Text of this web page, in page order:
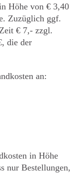
Höhe von € 3,40
Zuzüglich ggf.
€ 7,- zzgl.
die der
an:
in Höhe
nur Bestellungen,